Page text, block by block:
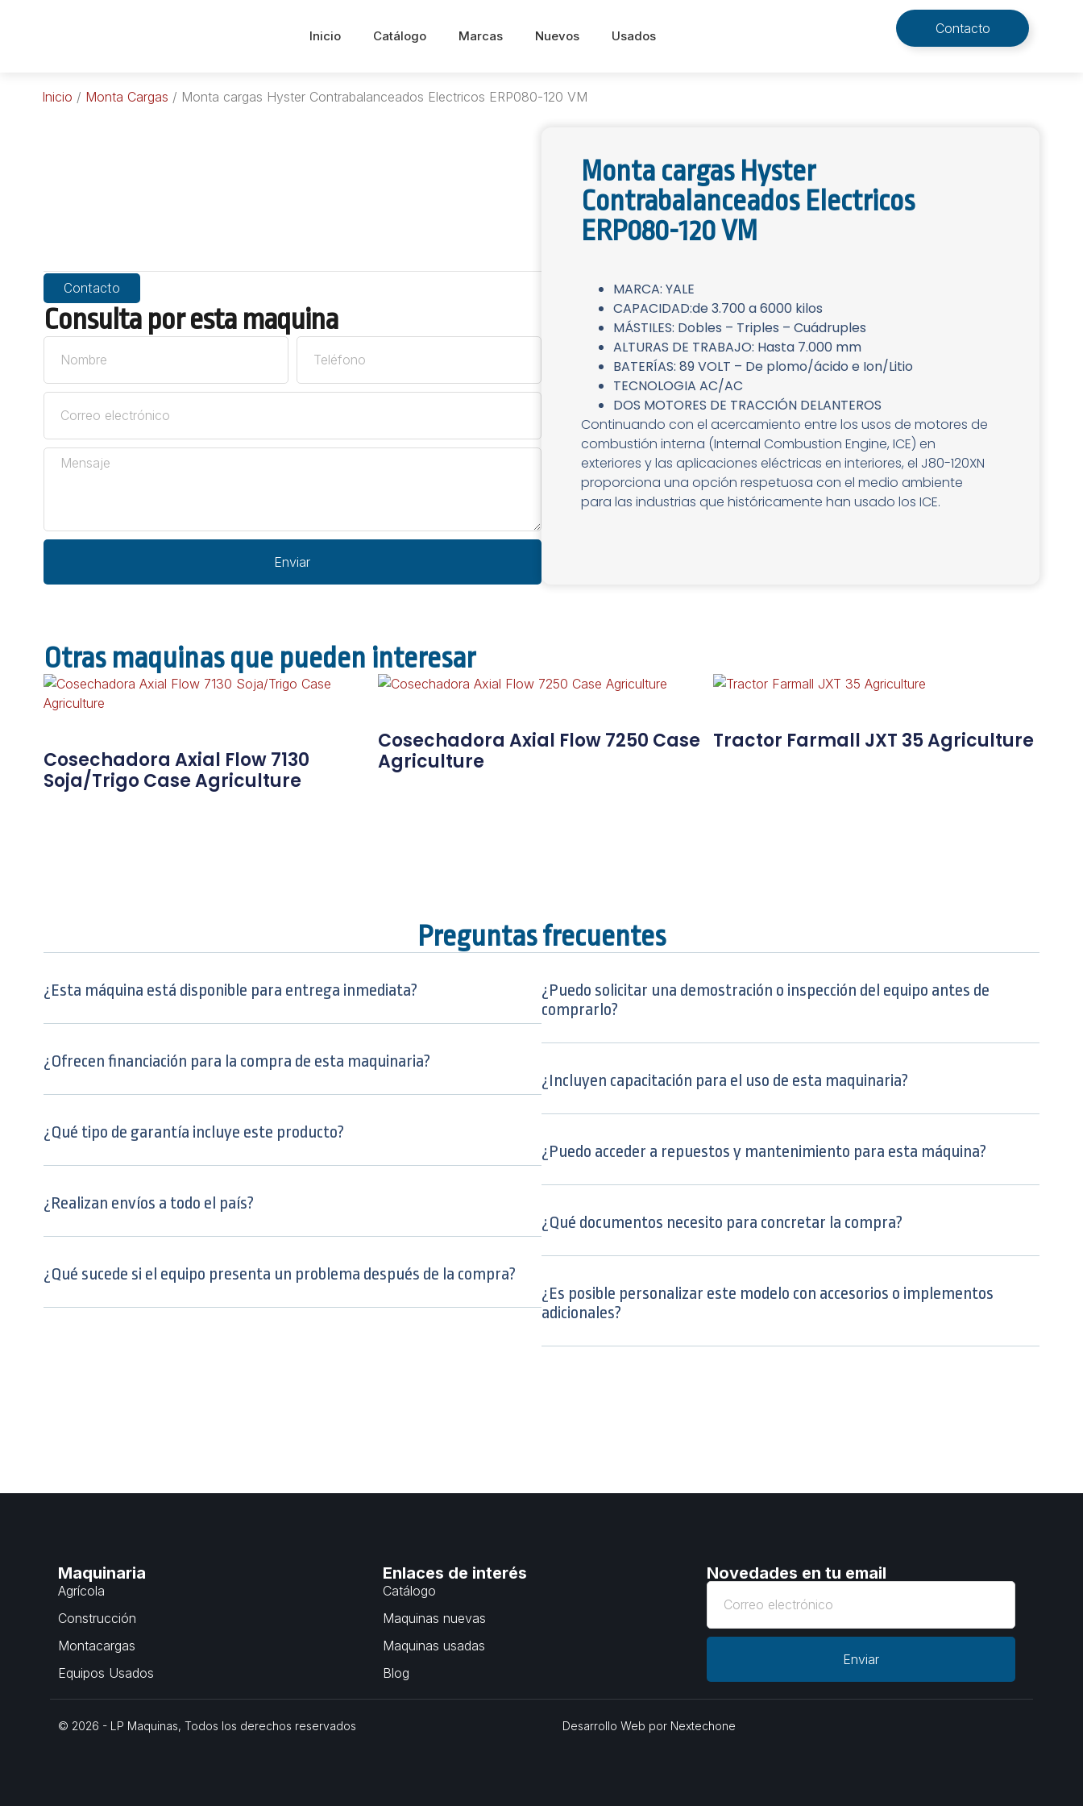
Inicio Catálogo Marcas Nuevos Usados Contacto
Inicio / Monta Cargas / Monta cargas Hyster Contrabalanceados Electricos ERP080-120 VM
Contacto
Consulta por esta maquina
Enviar
Monta cargas Hyster
Contrabalanceados Electricos
ERP080-120 VM
MARCA: YALE
CAPACIDAD:de 3.700 a 6000 kilos
MÁSTILES: Dobles – Triples – Cuádruples
ALTURAS DE TRABAJO: Hasta 7.000 mm
BATERÍAS: 89 VOLT – De plomo/ácido e Ion/Litio
TECNOLOGIA AC/AC
DOS MOTORES DE TRACCIÓN DELANTEROS
Continuando con el acercamiento entre los usos de motores de
combustión interna (Internal Combustion Engine, ICE) en
exteriores y las aplicaciones eléctricas en interiores, el J80-120XN
proporciona una opción respetuosa con el medio ambiente
para las industrias que históricamente han usado los ICE.
Otras maquinas que pueden interesar
Cosechadora Axial Flow 7130
Soja/Trigo Case Agriculture
Cosechadora Axial Flow 7250 Case
Agriculture
Tractor Farmall JXT 35 Agriculture
Preguntas frecuentes
¿Esta máquina está disponible para entrega inmediata?
¿Ofrecen financiación para la compra de esta maquinaria?
¿Qué tipo de garantía incluye este producto?
¿Realizan envíos a todo el país?
¿Qué sucede si el equipo presenta un problema después de la compra?
¿Puedo solicitar una demostración o inspección del equipo antes de
comprarlo?
¿Incluyen capacitación para el uso de esta maquinaria?
¿Puedo acceder a repuestos y mantenimiento para esta máquina?
¿Qué documentos necesito para concretar la compra?
¿Es posible personalizar este modelo con accesorios o implementos
adicionales?
Maquinaria
Agrícola
Construcción
Montacargas
Equipos Usados
Enlaces de interés
Catálogo
Maquinas nuevas
Maquinas usadas
Blog
Novedades en tu email
Enviar
© 2026 - LP Maquinas, Todos los derechos reservados Desarrollo Web por Nextechone